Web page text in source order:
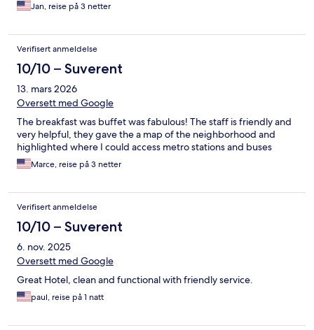
Jan, reise på 3 netter
Verifisert anmeldelse
10/10 – Suverent
13. mars 2026
Oversett med Google
The breakfast was buffet was fabulous! The staff is friendly and
very helpful, they gave the a map of the neighborhood and
highlighted where I could access metro stations and buses
Marce, reise på 3 netter
Verifisert anmeldelse
10/10 – Suverent
6. nov. 2025
Oversett med Google
Great Hotel, clean and functional with friendly service.
paul, reise på 1 natt